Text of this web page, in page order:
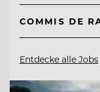
COMMIS DE
Entdecke alle Jobs